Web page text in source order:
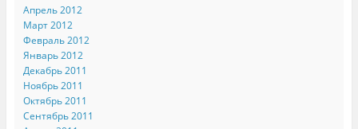
Апрель 2012
Март 2012
Февраль 2012
Январь 2012
Декабрь 2011
Ноябрь 2011
Октябрь 2011
Сентябрь 2011